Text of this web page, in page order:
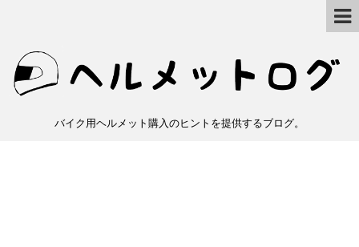
バイク用ヘルメット購入のヒントを提供するブログ。